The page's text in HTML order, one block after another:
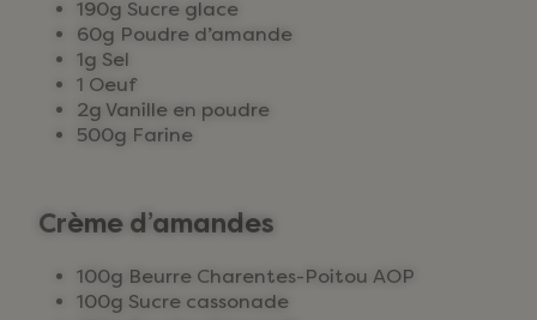
190g Sucre glace
60g Poudre d’amande
1g Sel
1 Oeuf
2g Vanille en poudre
500g Farine
Crème d’amandes
100g Beurre Charentes-Poitou AOP
100g Sucre cassonade